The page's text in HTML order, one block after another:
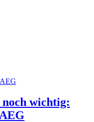
wichtig: